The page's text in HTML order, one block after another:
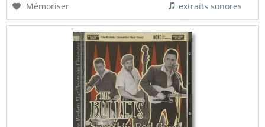
Mémoriser
extraits sonores